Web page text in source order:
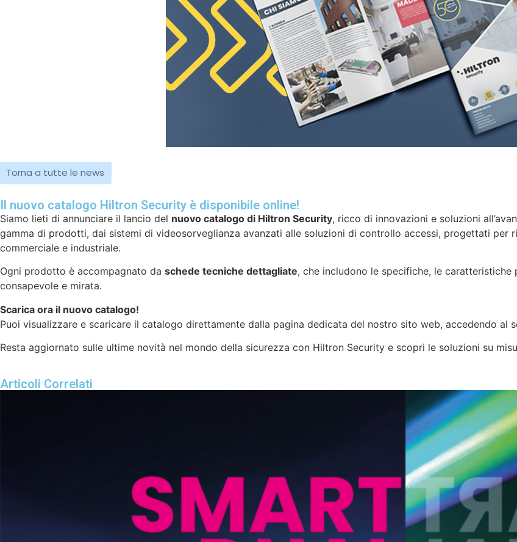
Torna a tutte le news
Il nuovo catalogo Hiltron Security è disponibile online!
Siamo lieti di annunciare il lancio del nuovo catalogo di Hiltron Security, ricco di innovazioni e soluzioni
gamma di prodotti, dai sistemi di videosorveglianza avanzati alle soluzioni di controllo accessi, progettati per
commerciale e industriale.
Ogni prodotto è accompagnato da schede tecniche dettagliate, che includono le specifiche, le
consapevole e mirata.
Scarica ora il nuovo catalogo!
Puoi visualizzare e scaricare il catalogo direttamente dalla pagina dedicata del nostro sito web, accedendo al
Resta aggiornato sulle ultime novità nel mondo della sicurezza con Hiltron Security e scopri le soluzioni su
Articoli Correlati